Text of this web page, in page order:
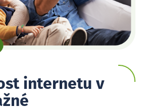
internetu v